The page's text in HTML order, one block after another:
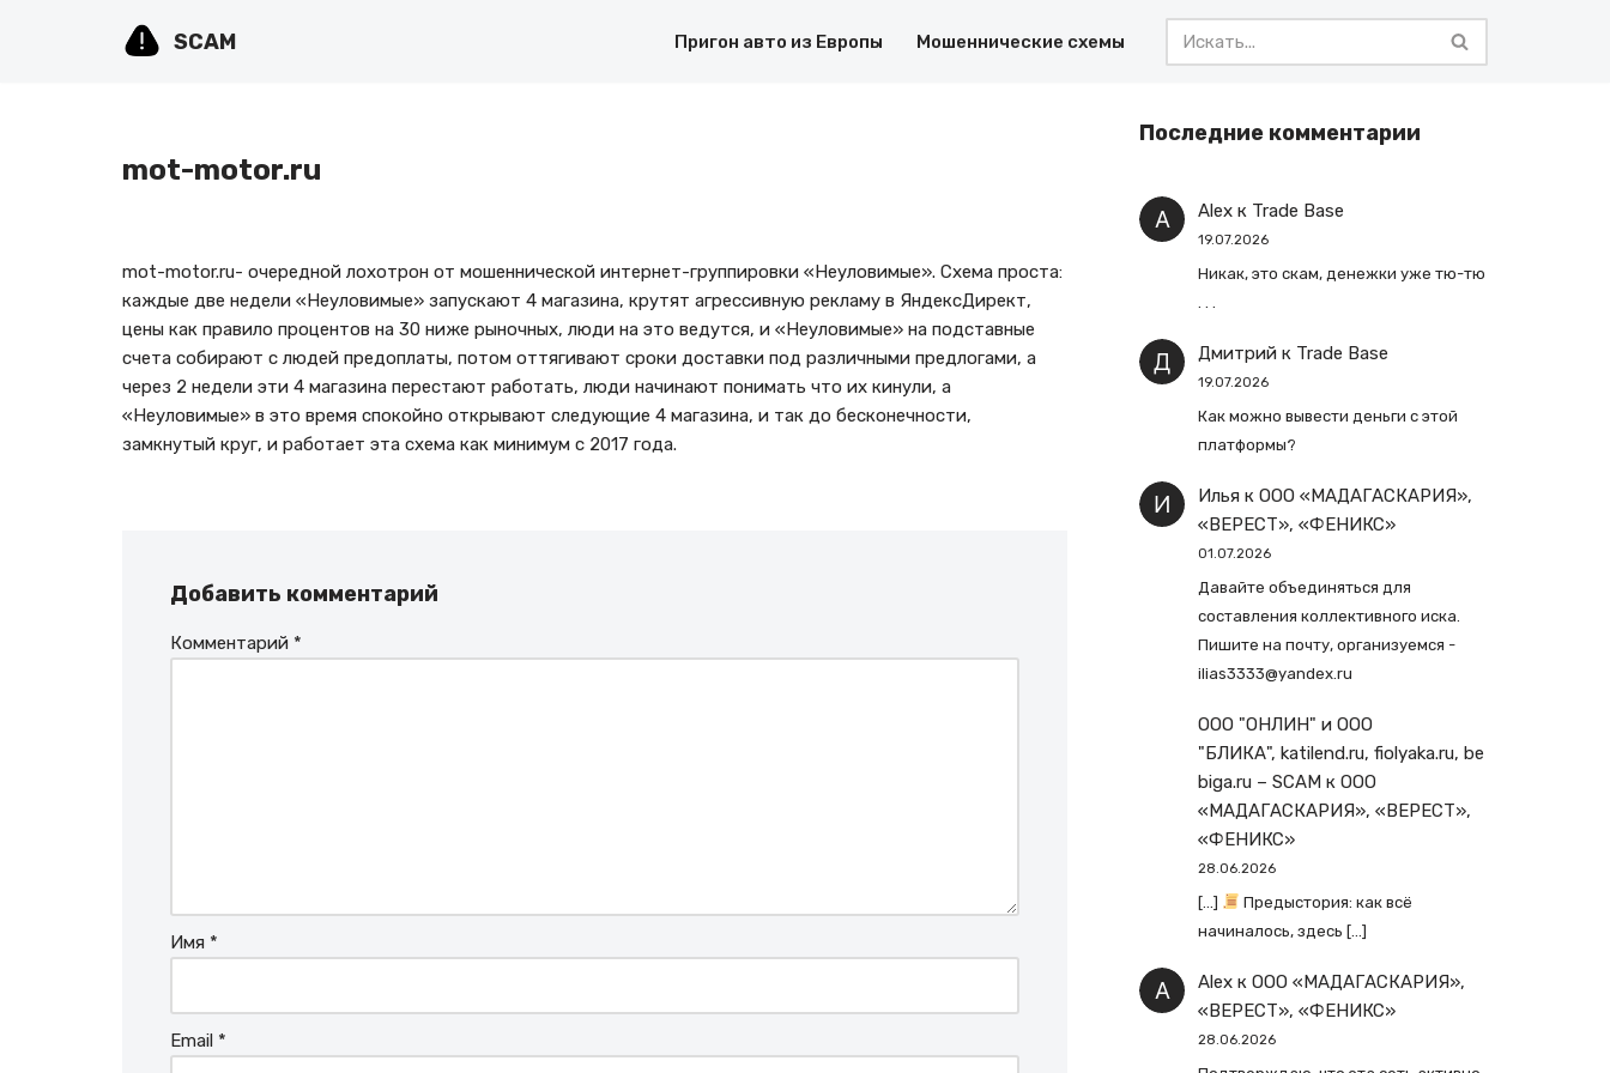
SCAM Пригон авто из Европы Мошеннические схемы
mot-motor.ru
mot-motor.ru- очередной лохотрон от мошеннической интернет-группировки «Неуловимые». Схема проста:
каждые две недели «Неуловимые» запускают 4 магазина, крутят агрессивную рекламу в ЯндексДирект,
цены как правило процентов на 30 ниже рыночных, люди на это ведутся, и «Неуловимые» на подставные
счета собирают с людей предоплаты, потом оттягивают сроки доставки под различными предлогами, а
через 2 недели эти 4 магазина перестают работать, люди начинают понимать что их кинули, а
«Неуловимые» в это время спокойно открывают следующие 4 магазина, и так до бесконечности,
замкнутый круг, и работает эта схема как минимум с 2017 года.
Добавить комментарий
Комментарий *
Имя *
Email *
Последние комментарии
Alexк Trade Base
19.07.2026
Никак, это скам, денежки уже тю-тю
Дмитрийк Trade Base
19.07.2026
Как можно вывести деньги с этой
платформы?
Ильяк ООО «МАДАГАСКАРИЯ»,
«ВЕРЕСТ», «ФЕНИКС»
01.07.2026
Давайте объединяться для
составления коллективного иска.
Пишите на почту, организуемся -
ilias3333@yandex.ru
ООО "ОНЛИН" и ООО
"БЛИКА", katilend.ru, fiolyaka.ru, be
biga.ru – SCAMк ООО
«МАДАГАСКАРИЯ», «ВЕРЕСТ»,
«ФЕНИКС»
28.06.2026
[…]
Предыстория: как всё
начиналось, здесь […]
Alexк ООО «МАДАГАСКАРИЯ»,
«ВЕРЕСТ», «ФЕНИКС»
28.06.2026